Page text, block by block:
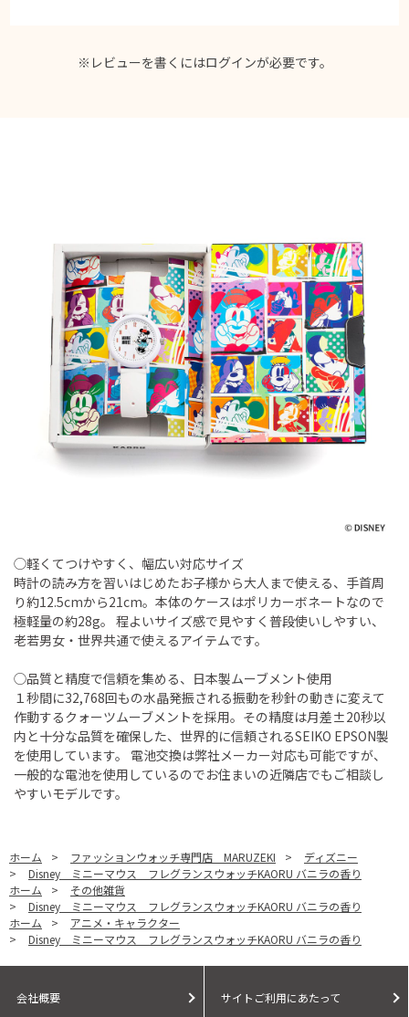
※レビューを書くにはログインが必要です。
◯軽くてつけやすく、幅広い対応サイズ
時計の読み方を習いはじめたお子様から大人まで使える、手首周
り約12.5cmから21cm。本体のケースはポリカーボネートなので
極軽量の約28g。 程よいサイズ感で見やすく普段使いしやすい、
老若男女・世界共通で使えるアイテムです。
◯品質と精度で信頼を集める、日本製ムーブメント使用
１秒間に32,768回もの水晶発振される振動を秒針の動きに変えて
作動するクォーツムーブメントを採用。その精度は月差±20秒以
内と十分な品質を確保した、世界的に信頼されるSEIKO EPSON製
を使用しています。 電池交換は弊社メーカー対応も可能ですが、
一般的な電池を使用しているのでお住まいの近隣店でもご相談し
やすいモデルです。
ホーム > ファッションウォッチ専門店 MARUZEKI >
ディズニー
>
Disney ミニーマウス フレグランスウォッチKAORU バニラの香り
ホーム
>
その他雑貨
>
Disney ミニーマウス フレグランスウォッチKAORU バニラの香り
ホーム
>
アニメ・キャラクター
>
Disney ミニーマウス フレグランスウォッチKAORU バニラの香り
会社概要 サイトご利用にあたって